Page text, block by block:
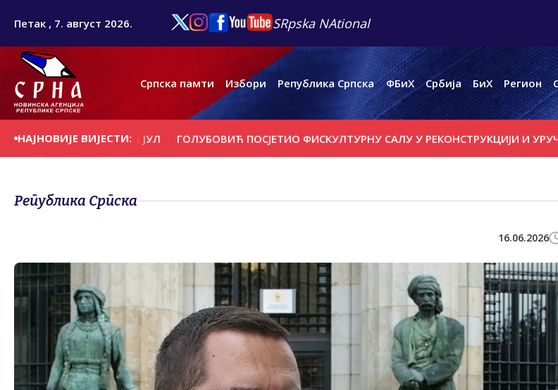
Петак , 7. август 2026. SRpska NAtional
Српска памти Избори Република Српска ФБиХ Србија БиХ Регион
НАЈНОВИЈЕ ВИЈЕСТИ:
ПЕНЗИЈА ЗА ЈУЛ ГОЛУБОВИЋ ПОСЈЕТИО ФИСКУЛТУРНУ САЛУ У РЕКОНСТРУКЦИЈИ И УРУЧИО
Република Српска
16.06.2026